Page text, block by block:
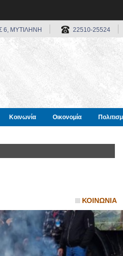
6, ΜΥΤΙΛΗΝΗ 22510-25524
Κοινωνία Οικονομία
ΚΟΙΝΩΝΙΑ